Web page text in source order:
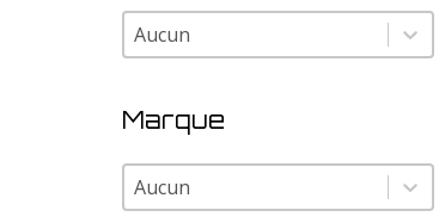
Pays
Pays
Marque
Marque
Marque